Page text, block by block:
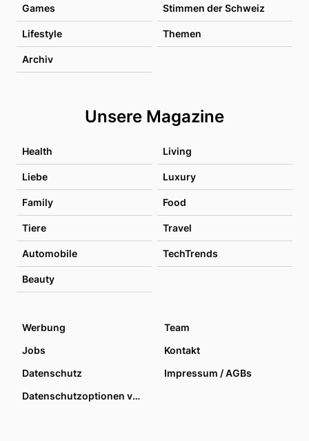
Games Stimmen der Schweiz
Lifestyle Themen
Archiv
Unsere Magazine
Health Living
Liebe Luxury
Family Food
Tiere Travel
Automobile TechTrends
Beauty
Werbung
Team
Jobs
Kontakt
Datenschutz
Impressum / AGBs
Datenschutzoptionen verwalten